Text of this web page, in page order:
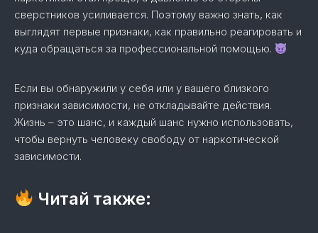
сверстников усиливается. Поэтому важно знать, как
выглядят первые признаки, как правильно реагировать и
куда обращаться за профессиональной помощью.
Если вы обнаружили у себя или у вашего близкого
признаки зависимости, не откладывайте действия.
Жизнь – это шанс, и каждый шанс нужно использовать,
чтобы вернуть человеку свободу от наркотической
зависимости.
Читай также: